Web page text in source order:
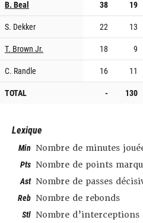
B. Beal 38 19
S. Dekker
22 13
T. Brown Jr.
18 9
C. Randle
16 11
TOTAL
- 130
Lexique
Min Nombre de minutes
Pts Nombre de points
Ast Nombre de passes
Reb Nombre de rebonds
Stl Nombre d’interceptions